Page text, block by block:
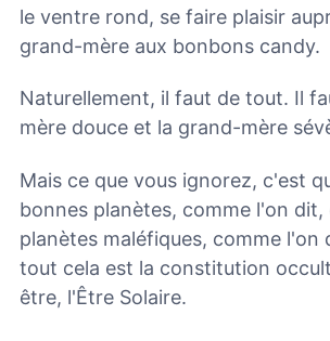
le ventre rond, se faire plaisir
grand-mère aux bonbons candy.
Naturellement, il faut de tout. Il
mère douce et la grand-mère
Mais ce que vous ignorez, c'est
bonnes planètes, comme l'on dit,
planètes maléfiques, comme l'on
tout cela est la constitution
être, l'Être Solaire.